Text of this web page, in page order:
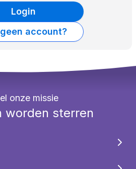
Login
account?
onze missie
worden sterren